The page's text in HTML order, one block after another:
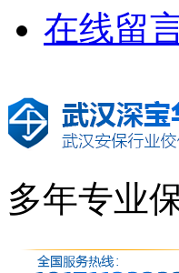
在线留
多年专业